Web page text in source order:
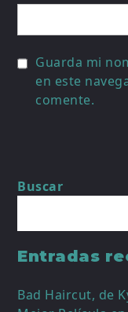
Guarda mi
en este
comente.
Buscar
Entradas
Bad Haircut, de